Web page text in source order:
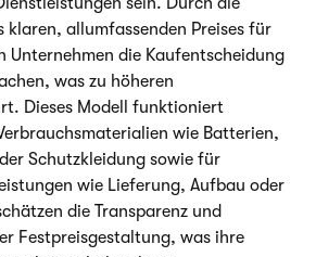
klaren, allumfassenden Preises für
Unternehmen die Kaufentscheidung
was zu höheren
Dieses Modell funktioniert
wie Batterien,
Schutzkleidung sowie für
wie Lieferung, Aufbau oder
die Transparenz und
Festpreisgestaltung, was ihre